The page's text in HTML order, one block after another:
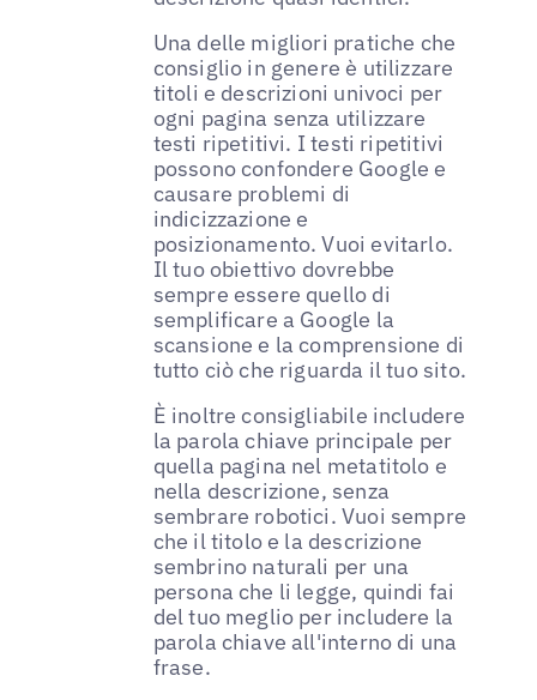
Una delle migliori pratiche che
consiglio in genere è utilizzare
titoli e descrizioni univoci per
ogni pagina senza utilizzare
testi ripetitivi. I testi ripetitivi
possono confondere Google e
causare problemi di
indicizzazione e
posizionamento. Vuoi evitarlo.
Il tuo obiettivo dovrebbe
sempre essere quello di
semplificare a Google la
scansione e la comprensione di
tutto ciò che riguarda il tuo sito.
È inoltre consigliabile includere
la parola chiave principale per
quella pagina nel metatitolo e
nella descrizione, senza
sembrare robotici. Vuoi sempre
che il titolo e la descrizione
sembrino naturali per una
persona che li legge, quindi fai
del tuo meglio per includere la
parola chiave all'interno di una
frase.